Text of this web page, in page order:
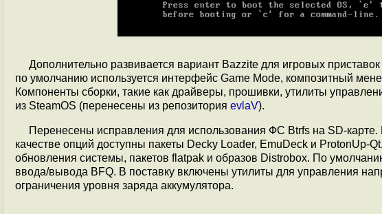
Дополнительно развивается вариант Bazzite для игровых
по умолчанию используется интерфейс Game Mode, композитный
Компоненты сборки, такие как драйверы, прошивки, утилиты
из SteamOS (перенесены из репозитория evlaV).
Перенесены исправления для использования ФС Btrfs на SD-
качестве опций доступны пакеты Decky Loader, EmuDeck и
обновления системы, пакетов flatpak и образов Distrobox. По
ввода/вывода BFQ. В поставку включены утилиты для управления
ограничения уровня заряда аккумулятора.